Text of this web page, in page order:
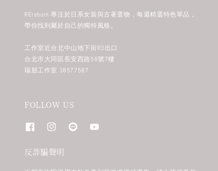
REreburn 專注於日系女裝與古著選物，每週精選特色單品，
帶你找到屬於自己的獨特風格。
工作室近台北中山地下街R3出口
台北市大同區長安西路58號7樓
瑞朋工作室 38577587
FOLLOW US
反詐騙聲明